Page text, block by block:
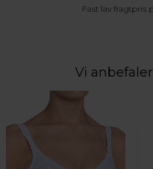
Fast lav fragtpris
Vi